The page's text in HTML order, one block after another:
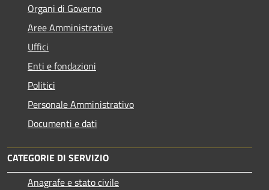
Organi di Governo
Aree Amministrative
Uffici
Enti e fondazioni
Politici
Personale Amministrativo
Documenti e dati
CATEGORIE DI SERVIZIO
Anagrafe e stato civile